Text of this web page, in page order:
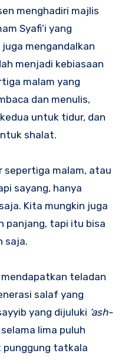
menghadiri majlis
Syafi’i yang
mengandalkan
menjadi kebiasaan
malam yang
dan menulis,
untuk tidur, dan
shalat.
sepertiga malam, atau
sayang, hanya
Kita mungkin juga
panjang, tapi itu bisa
saja.
teladan
salaf yang
yang dijuluki ‘ash-
lima puluh
punggung tatkala